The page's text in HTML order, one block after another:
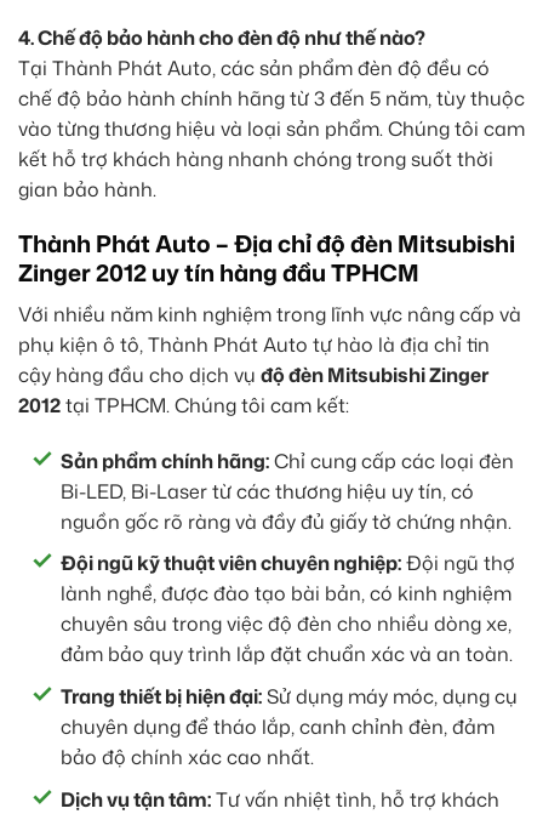
4. Chế độ bảo hành cho đèn độ như thế nào?
Tại Thành Phát Auto, các sản phẩm đèn độ đều có
chế độ bảo hành chính hãng từ 3 đến 5 năm, tùy thuộc
vào từng thương hiệu và loại sản phẩm. Chúng tôi cam
kết hỗ trợ khách hàng nhanh chóng trong suốt thời
gian bảo hành.
Thành Phát Auto – Địa chỉ độ đèn Mitsubishi
Zinger 2012 uy tín hàng đầu TPHCM
Với nhiều năm kinh nghiệm trong lĩnh vực nâng cấp và
phụ kiện ô tô, Thành Phát Auto tự hào là địa chỉ tin
cậy hàng đầu cho dịch vụ độ đèn Mitsubishi Zinger
2012tại TPHCM. Chúng tôi cam kết:
Sản phẩm chính hãng:Chỉ cung cấp các loại đèn
Bi-LED, Bi-Laser từ các thương hiệu uy tín, có
nguồn gốc rõ ràng và đầy đủ giấy tờ chứng nhận.
Đội ngũ kỹ thuật viên chuyên nghiệp:Đội ngũ thợ
lành nghề, được đào tạo bài bản, có kinh nghiệm
chuyên sâu trong việc độ đèn cho nhiều dòng xe,
đảm bảo quy trình lắp đặt chuẩn xác và an toàn.
Trang thiết bị hiện đại:Sử dụng máy móc, dụng cụ
chuyên dụng để tháo lắp, canh chỉnh đèn, đảm
bảo độ chính xác cao nhất.
Dịch vụ tận tâm:Tư vấn nhiệt tình, hỗ trợ khách